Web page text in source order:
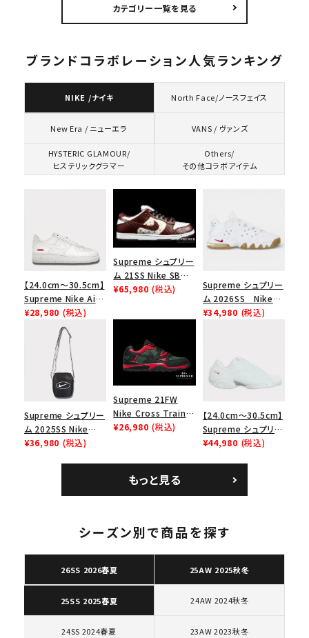
人気ワード 2026SS 2025AW 2025SS
Tシャツ・ロングスリーブ
キャップ・ハット
パーカー・クルーネック
カテゴリーから探す
ネイビー 紺
カテゴリー一覧を見る
ブランドコラボレーション人気ランキング
NIKE /ナイキ North Face/ノースフェイス
New Era / ニューエラ VANS / ヴァンズ
HYSTERIC GLAMOUR/
ヒステリックグラマー
Others/
その他コラボアイテム
【24.0cm～30.5cm】
Supreme Nike Air
Force 1 Low シュプ
リーム ナイキエアフォ
ース１スニーカー シ
ューズ ホワイト
¥28,980 (税込)
Supreme シュプリー
ム 21SS Nike SB
Dunk Low ナイキSB
¥65,980 (税込)
Supreme シュプリー
ム 2026SS Nike
SB Air Max 2 CB 94
¥34,980 (税込)
Supreme シュプリー
ム 2025SS Nike
Leather Shoulder
¥36,980 (税込)
Supreme 21FW
Nike Cross Trainer
Low ナイキクロスト
¥26,980 (税込)
【24.0cm～30.5cm】
Supreme シュプリー
ム 2023AW Nike
カー ホワイト 白
¥44,980 (税込)
もっと見る
シーズン別で商品を探す
26SS 2026春夏 25AW 2025秋冬
25SS 2025春夏 24AW 2024秋冬
24SS 2024春夏 23AW 2023秋冬